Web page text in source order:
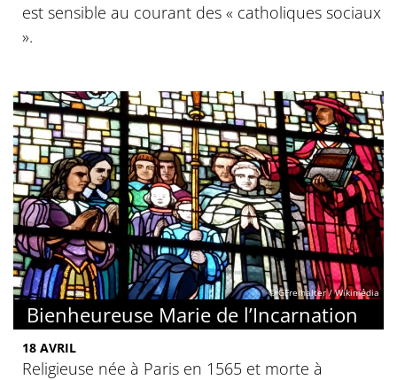
est sensible au courant des « catholiques sociaux
».
© GFreihalter / Wikimédia
Bienheureuse Marie de l’Incarnation
18 AVRIL
Religieuse née à Paris en 1565 et morte à